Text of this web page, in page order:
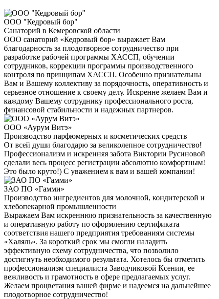
ООО "Кедровый бор"
Санаторий в Кемеровской области
ООО санаторий «Кедровый бор» выражает Вам
благодарность за плодотворное сотрудничество при
разработке рабочей программы ХАССП, обучении
сотрудников, коррекции программы производственного
контроля по принципам ХАССП. Особенно признательны
Вам и Вашему коллективу за порядочность, оперативность и
серьезное отношение к своему делу. Искренне желаем Вам и
каждому Вашему сотруднику профессионального роста,
финансовой стабильности и надежных партнеров.
ООО «Аурум Витэ»
Производство парфюмерных и косметических средств
От всей души благодарю за великолепное сотрудничество!
Профессионализм и искренняя забота Виктории Русиновой
сделали весь процесс регистрации абсолютно комфортным!
Это было круто!) С уважением к вам и вашей компании!
ЗАО ПО «Гамми»
Производство ингредиентов для молочной, кондитерской и
хлебопекарной промышленности
Выражаем Вам искреннюю признательность за качественную
и оперативную работу по оформлению сертификата
соответствия нашего предприятия требованиям системы
«Халяль». За короткий срок мы смогли наладить
эффективную схему сотрудничества, что позволило
достигнуть необходимого результата. Хотелось бы отметить
профессионализм специалиста Заводчиковой Ксении, ее
вежливость и грамотность в сфере предлагаемых услуг.
Желаем процветания вашей фирме и надеемся на дальнейшее
плодотворное сотрудничество!